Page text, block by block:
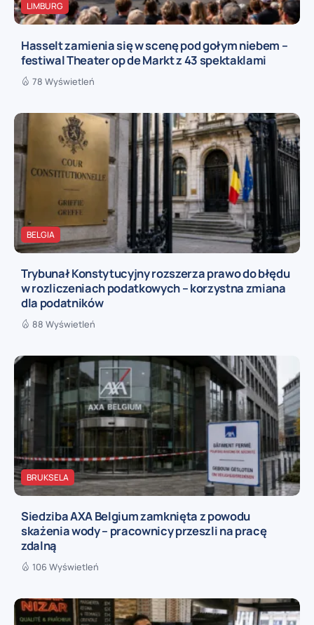
LIMBURG
Hasselt zamienia się w scenę pod gołym niebem –
festiwal Theater op de Markt z 43 spektaklami
78 Wyświetleń
BELGIA
Trybunał Konstytucyjny rozszerza prawo do błędu
w rozliczeniach podatkowych – korzystna zmiana
dla podatników
88 Wyświetleń
BRUKSELA
Siedziba AXA Belgium zamknięta z powodu
skażenia wody – pracownicy przeszli na pracę
zdalną
106 Wyświetleń